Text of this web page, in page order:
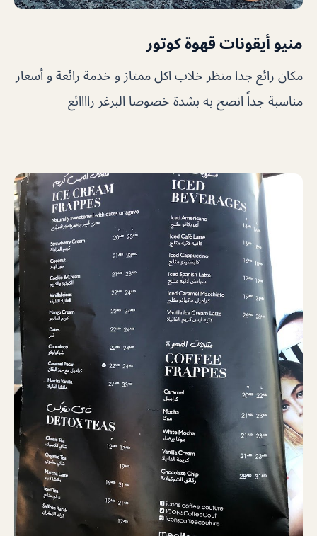
منيو أيقونات قهوة كوتور
مكان رائع جدا منظر خلاب اكل ممتاز و خدمة رائعة و أسعار
مناسبة جداً انصح به بشدة خصوصا البرغر راااائع